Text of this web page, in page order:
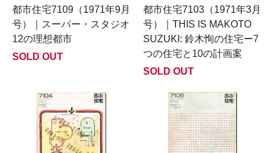
都市住宅7109（1971年9月
号）｜スーパー・スタジオ
12の理想都市
SOLD OUT
都市住宅7103（1971年3月
号）｜THIS IS MAKOTO
SUZUKI: 鈴木恂の住宅ー7
つの住宅と10の計画案
SOLD OUT